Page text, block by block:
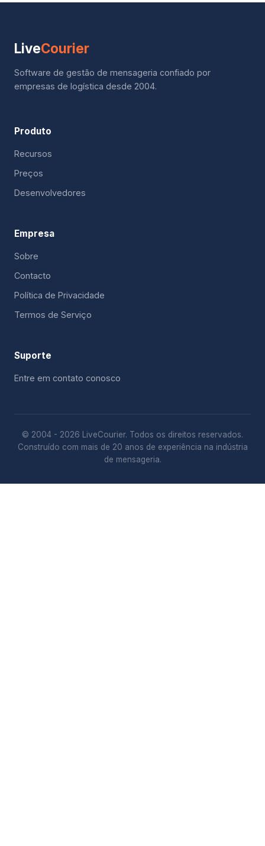
LiveCourier
Software de gestão de mensageria confiado por
empresas de logística desde 2004.
Produto
Recursos
Preços
Desenvolvedores
Empresa
Sobre
Contacto
Política de Privacidade
Termos de Serviço
Suporte
Entre em contato conosco
© 2004 - 2026 LiveCourier. Todos os direitos reservados.
Construído com mais de 20 anos de experiência na indústria
de mensageria.